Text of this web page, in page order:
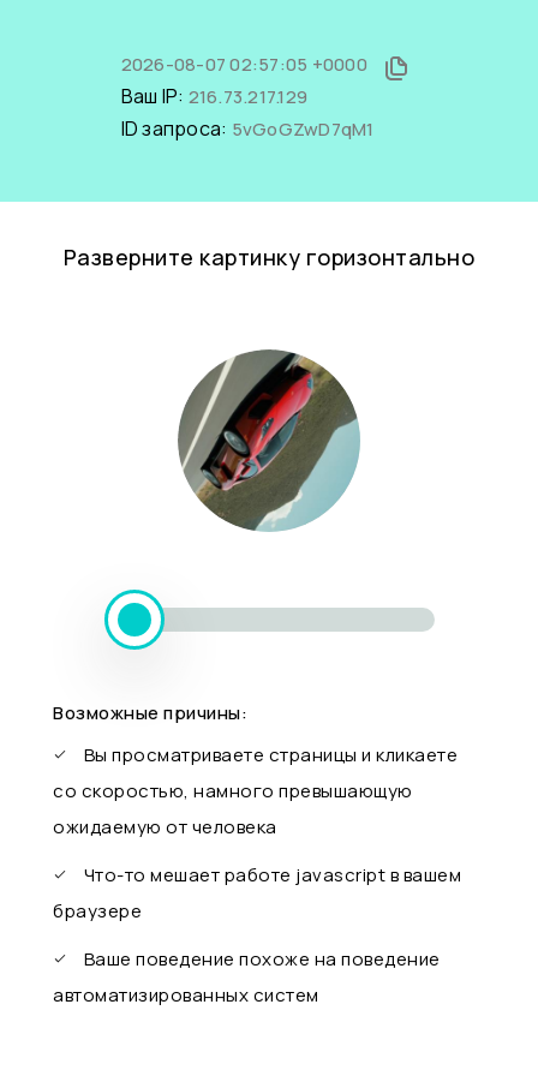
2026-08-07 02:57:05 +0000
Ваш IP: 216.73.217.129
ID запроса: 5vGoGZwD7qM1
Разверните картинку горизонтально
Возможные причины:
Вы просматриваете страницы и кликаете
со скоростью, намного превышающую
ожидаемую от человека
Что-то мешает работе javascript в вашем
браузере
Ваше поведение похоже на поведение
автоматизированных систем